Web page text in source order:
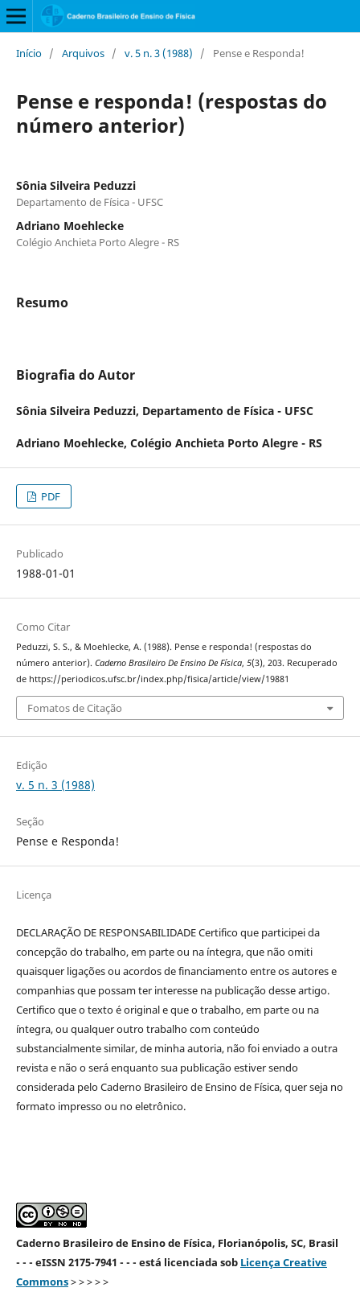
Início / Arquivos / v. 5 n. 3 (1988) / Pense e Responda!
Pense e responda! (respostas do
número anterior)
Sônia Silveira Peduzzi
Departamento de Física - UFSC
Adriano Moehlecke
Colégio Anchieta Porto Alegre - RS
Resumo
Biografia do Autor
Sônia Silveira Peduzzi, Departamento de Física - UFSC
Adriano Moehlecke, Colégio Anchieta Porto Alegre - RS
PDF
Publicado
1988-01-01
Como Citar
Peduzzi, S. S., & Moehlecke, A. (1988). Pense e responda! (respostas do
número anterior). Caderno Brasileiro De Ensino De Física, 5(3), 203. Recuperado
de https://periodicos.ufsc.br/index.php/fisica/article/view/19881
Fomatos de Citação
Edição
v. 5 n. 3 (1988)
Seção
Pense e Responda!
Licença
DECLARAÇÃO DE RESPONSABILIDADE Certifico que participei da
concepção do trabalho, em parte ou na íntegra, que não omiti
quaisquer ligações ou acordos de financiamento entre os autores e
companhias que possam ter interesse na publicação desse artigo.
Certifico que o texto é original e que o trabalho, em parte ou na
íntegra, ou qualquer outro trabalho com conteúdo
substancialmente similar, de minha autoria, não foi enviado a outra
revista e não o será enquanto sua publicação estiver sendo
considerada pelo Caderno Brasileiro de Ensino de Física, quer seja no
formato impresso ou no eletrônico.
Caderno Brasileiro de Ensino de Física, Florianópolis, SC, Brasil
- - - eISSN 2175-7941 - - - está licenciada sob Licença Creative
Commons> > > > >